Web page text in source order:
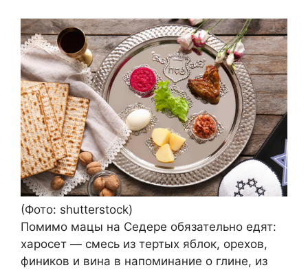
(Фото: shutterstock)
Помимо мацы на Седере обязательно едят:
харосет — смесь из тертых яблок, орехов,
фиников и вина в напоминание о глине, из